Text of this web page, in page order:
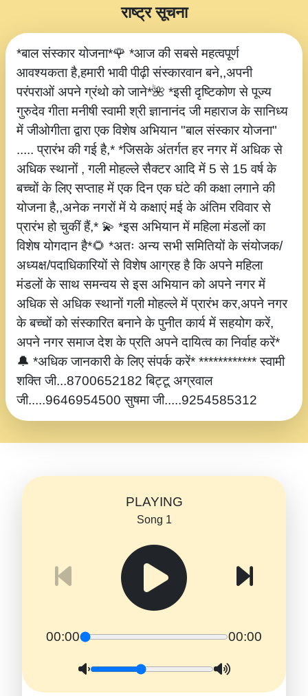
*बाल संस्कार योजना*🌹 *आज की सबसे महत्वपूर्ण
आवश्यकता है,हमारी भावी पीढ़ी संस्कारवान बने,,अपनी
परंपराओं अपने ग्रंथो को जाने*🌺 *इसी दृष्टिकोण से पूज्य
गुरुदेव गीता मनीषी स्वामी श्री ज्ञानानंद जी महाराज के सानिध्य
में जीओगीता द्वारा एक विशेष अभियान "बाल संस्कार योजना"
..... प्रारंभ की गई है,* *जिसके अंतर्गत हर नगर में अधिक से
अधिक स्थानों , गली मोहल्ले सैक्टर आदि में 5 से 15 वर्ष के
बच्चों के लिए सप्ताह में एक दिन एक घंटे की कक्षा लगाने की
योजना है,,अनेक नगरों में ये कक्षाएं मई के अंतिम रविवार से
प्रारंभ हो चुकीं हैं,* 💫 *इस अभियान में महिला मंडलों का
विशेष योगदान है*🌻 *अतः अन्य सभी समितियों के संयोजक/
अध्यक्ष/पदाधिकारियों से विशेष आग्रह है कि अपने महिला
मंडलों के साथ समन्वय से इस अभियान को अपने नगर में
अधिक से अधिक स्थानों गली मोहल्ले में प्रारंभ कर,अपने नगर
के बच्चों को संस्कारित बनाने के पुनीत कार्य में सहयोग करें,
अपने नगर समाज देश के प्रति अपने दायित्व का निर्वाह करें*
🔔 *अधिक जानकारी के लिए संपर्क करें* ************ स्वामी
शक्ति जी...8700652182 बिट्टू अग्रवाल
जी.....9646954500 सुषमा जी.....9254585312
राष्ट्र सूचना
PLAYING
Song 1
00:00 00:00